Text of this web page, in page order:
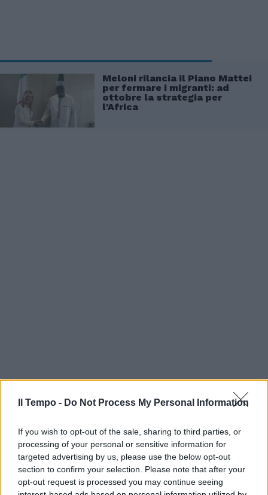
Il Tempo - Do Not Process My Personal Information
If you wish to opt-out of the sale, sharing to third parties, or
processing of your personal or sensitive information for
targeted advertising by us, please use the below opt-out
section to confirm your selection. Please note that after your
opt-out request is processed you may continue seeing
Meloni rilancia il Piano Mattei
per fermare i migranti: ad
ottobre la strategia per
l'Africa